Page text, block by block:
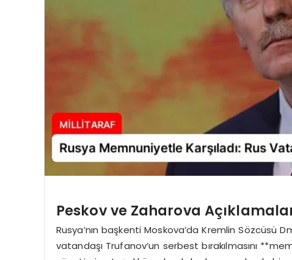
Peskov ve Zaharova
Rusya’nın başkenti Moskova’da Kremlin Sözcüsü
vatandaşı Trufanov’un serbest bırakılmasını